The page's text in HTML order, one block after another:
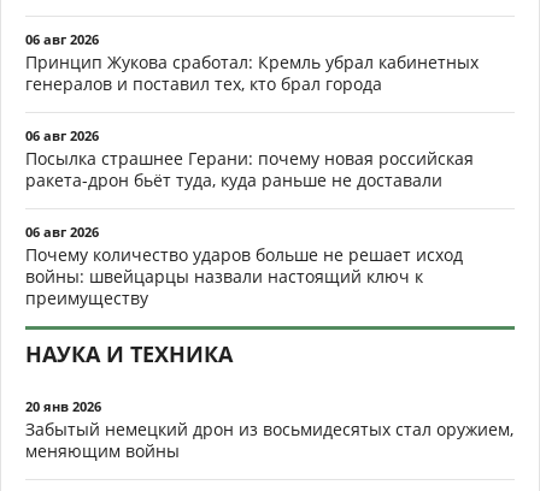
06 авг 2026
Принцип Жукова сработал: Кремль убрал кабинетных
генералов и поставил тех, кто брал города
06 авг 2026
Посылка страшнее Герани: почему новая российская
ракета-дрон бьёт туда, куда раньше не доставали
06 авг 2026
Почему количество ударов больше не решает исход
войны: швейцарцы назвали настоящий ключ к
преимуществу
НАУКА И ТЕХНИКА
20 янв 2026
Забытый немецкий дрон из восьмидесятых стал оружием,
меняющим войны